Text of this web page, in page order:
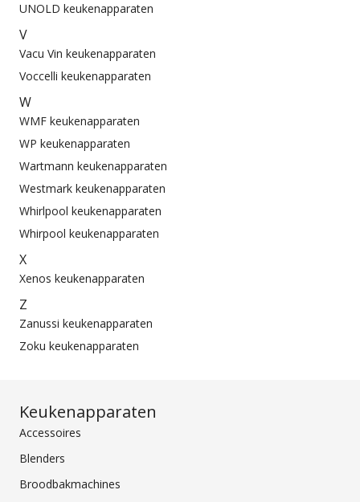
UNOLD keukenapparaten
V
Vacu Vin keukenapparaten
Voccelli keukenapparaten
W
WMF keukenapparaten
WP keukenapparaten
Wartmann keukenapparaten
Westmark keukenapparaten
Whirlpool keukenapparaten
Whirpool keukenapparaten
X
Xenos keukenapparaten
Z
Zanussi keukenapparaten
Zoku keukenapparaten
Keukenapparaten
Accessoires
Blenders
Broodbakmachines